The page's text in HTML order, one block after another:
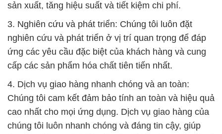
sản xuất, tăng hiệu suất và tiết kiệm chi phí.
3. Nghiên cứu và phát triển: Chúng tôi luôn đặt
nghiên cứu và phát triển ở vị trí quan trọng để đáp
ứng các yêu cầu đặc biệt của khách hàng và cung
cấp các sản phẩm hóa chất tiên tiến nhất.
4. Dịch vụ giao hàng nhanh chóng và an toàn:
Chúng tôi cam kết đảm bảo tính an toàn và hiệu quả
cao nhất cho mọi ứng dụng. Dịch vụ giao hàng của
chúng tôi luôn nhanh chóng và đáng tin cậy, giúp